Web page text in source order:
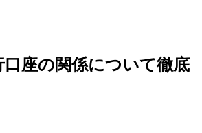
座の関係について徹底